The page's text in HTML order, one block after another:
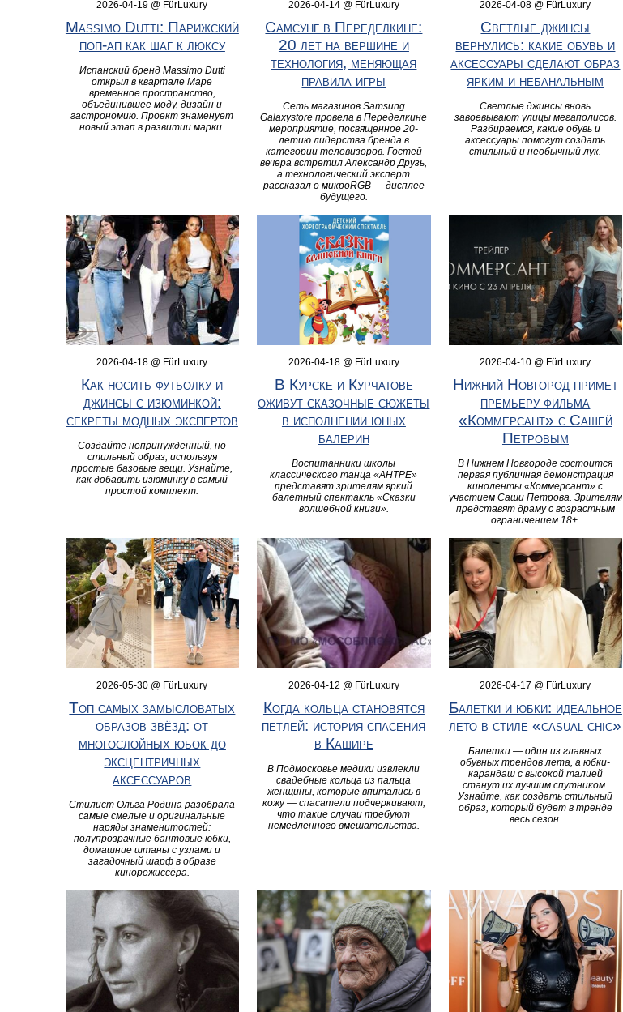
2026-04-19 @ FürLuxury
Massimo Dutti: Парижский
поп-ап как шаг к люксу
Испанский бренд Massimo Dutti
открыл в квартале Маре
временное пространство,
объединившее моду, дизайн и
гастрономию. Проект знаменует
новый этап в развитии марки.
2026-04-14 @ FürLuxury
Самсунг в Переделкине:
20 лет на вершине и
технология, меняющая
правила игры
Сеть магазинов Samsung
Galaxystore провела в Переделкине
мероприятие, посвященное 20-
летию лидерства бренда в
категории телевизоров. Гостей
вечера встретил Александр Друзь,
а технологический эксперт
рассказал о микроRGB — дисплее
будущего.
2026-04-08 @ FürLuxury
Светлые джинсы
вернулись: какие обувь и
аксессуары сделают образ
ярким и небанальным
Светлые джинсы вновь
завоевывают улицы мегаполисов.
Разбираемся, какие обувь и
аксессуары помогут создать
стильный и необычный лук.
2026-04-18 @ FürLuxury
Как носить футболку и
джинсы с изюминкой:
секреты модных экспертов
Создайте непринужденный, но
стильный образ, используя
простые базовые вещи. Узнайте,
как добавить изюминку в самый
простой комплект.
2026-04-18 @ FürLuxury
В Курске и Курчатове
оживут сказочные сюжеты
в исполнении юных
балерин
Воспитанники школы
классического танца «АНТРЕ»
представят зрителям яркий
балетный спектакль «Сказки
волшебной книги».
2026-04-10 @ FürLuxury
Нижний Новгород примет
премьеру фильма
«Коммерсант» с Сашей
Петровым
В Нижнем Новгороде состоится
первая публичная демонстрация
киноленты «Коммерсант» с
участием Саши Петрова. Зрителям
представят драму с возрастным
ограничением 18+.
2026-05-30 @ FürLuxury
Топ самых замысловатых
образов звёзд: от
многослойных юбок до
эксцентричных
аксессуаров
Стилист Ольга Родина разобрала
самые смелые и оригинальные
наряды знаменитостей:
полупрозрачные бантовые юбки,
домашние штаны с узлами и
загадочный шарф в образе
кинорежиссёра.
2026-04-12 @ FürLuxury
Когда кольца становятся
петлей: история спасения
в Кашире
В Подмосковье медики извлекли
свадебные кольца из пальца
женщины, которые впитались в
кожу — спасатели подчеркивают,
что такие случаи требуют
немедленного вмешательства.
2026-04-17 @ FürLuxury
Балетки и юбки: идеальное
лето в стиле «casual chic»
Балетки — один из главных
обувных трендов лета, а юбки-
карандаш с высокой талией
станут их лучшим спутником.
Узнайте, как создать стильный
образ, который будет в тренде
весь сезон.